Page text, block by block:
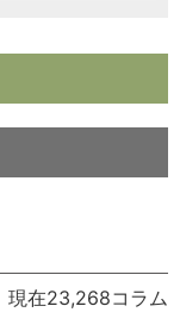
現在23,268コラム